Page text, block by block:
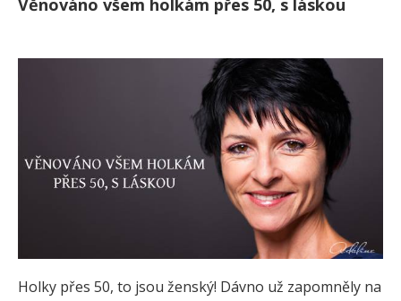
Holky přes 50, to jsou ženský! Dávno už zapomněly na